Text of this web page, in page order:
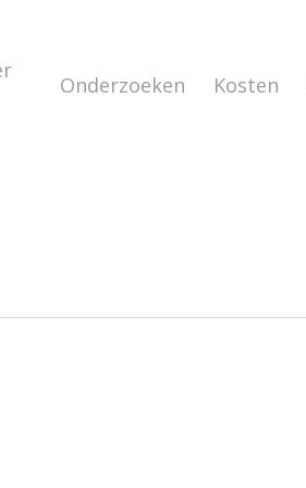
Onderzoeken Kosten